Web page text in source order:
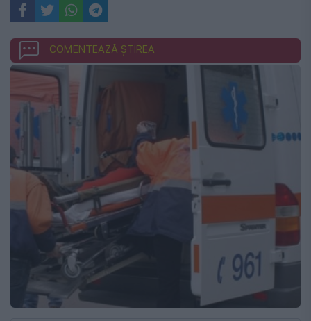
COMENTEAZĂ ȘTIREA